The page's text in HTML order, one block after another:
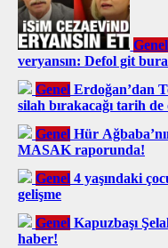
Genel
veryansın: Defol git
Genel Erdoğan’dan
silah bırakacağı tarih de
Genel Hür
MASAK raporunda!
Genel 4 yaşındaki
gelişme
Genel Kapuzbaşı
haber!